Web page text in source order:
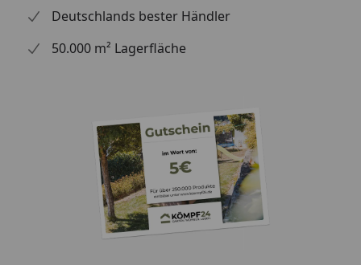
Bitte beachten Sie: Für die Montage werden
Schrauben für die Befestigung der Rinnenhalter sind
Montageanleitung Wulstrinne Typ 250
(Rinnenbreite 78 mm)
Deutschlands bester Händler
50.000 m² Lagerfläche